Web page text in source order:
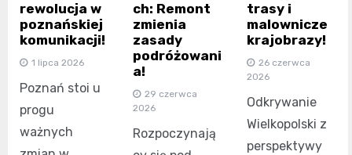
rewolucja w
poznańskiej
komunikacji!
1 lipca 2026
Poznań stoi u
progu
ważnych
ch: Remont
zmienia
zasady
podróżowani
a!
29 czerwca
2026
Rozpoczynają
trasy i
malownicze
krajobrazy!
26 czerwca
2026
Odkrywanie
Wielkopolski z
perspektywy